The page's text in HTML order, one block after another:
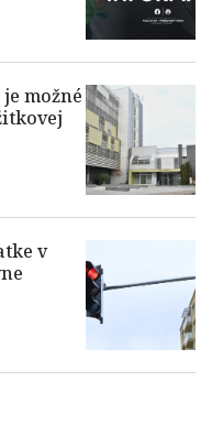
možné
v